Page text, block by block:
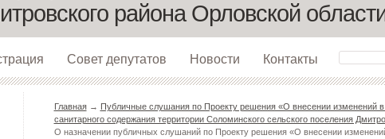
Совет депутатов Новости Контакты
района Орловской
Главная→ Публичные слушания по Проекту решения «О внесении изменений в
санитарного содержания территории Соломинского сельского поселения
О назначении публичных слушаний по Проекту решения «О внесении